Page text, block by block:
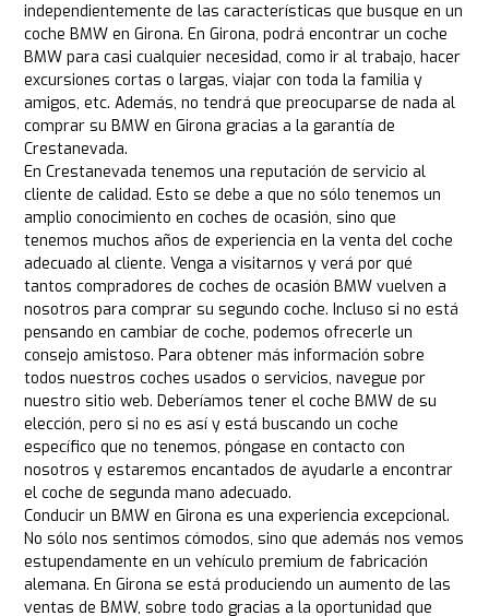
independientemente de las características que busque en un
coche BMW en Girona. En Girona, podrá encontrar un coche
BMW para casi cualquier necesidad, como ir al trabajo, hacer
excursiones cortas o largas, viajar con toda la familia y
amigos, etc. Además, no tendrá que preocuparse de nada al
comprar su BMW en Girona gracias a la garantía de
Crestanevada.
En Crestanevada tenemos una reputación de servicio al
cliente de calidad. Esto se debe a que no sólo tenemos un
amplio conocimiento en coches de ocasión, sino que
tenemos muchos años de experiencia en la venta del coche
adecuado al cliente. Venga a visitarnos y verá por qué
tantos compradores de coches de ocasión BMW vuelven a
nosotros para comprar su segundo coche. Incluso si no está
pensando en cambiar de coche, podemos ofrecerle un
consejo amistoso. Para obtener más información sobre
todos nuestros coches usados o servicios, navegue por
nuestro sitio web. Deberíamos tener el coche BMW de su
elección, pero si no es así y está buscando un coche
específico que no tenemos, póngase en contacto con
nosotros y estaremos encantados de ayudarle a encontrar
el coche de segunda mano adecuado.
Conducir un BMW en Girona es una experiencia excepcional.
No sólo nos sentimos cómodos, sino que además nos vemos
estupendamente en un vehículo premium de fabricación
alemana. En Girona se está produciendo un aumento de las
ventas de BMW, sobre todo gracias a la oportunidad que